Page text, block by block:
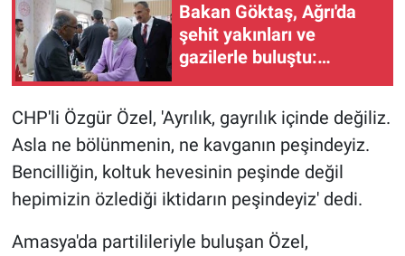
Bakan Göktaş, Ağrı'da
şehit yakınları ve
gazilerle buluştu:
CHP'li Özgür Özel, 'Ayrılık, gayrılık içinde değiliz.
Asla ne bölünmenin, ne kavganın peşindeyiz.
Bencilliğin, koltuk hevesinin peşinde değil
hepimizin özlediği iktidarın peşindeyiz' dedi.
Amasya'da partilileriyle buluşan Özel,